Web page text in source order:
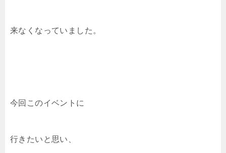
来なくなっていました。
今回このイベントに
行きたいと思い、